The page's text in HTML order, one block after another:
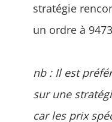
stratégie
un ordre à
nb : Il est
sur une
car les prix